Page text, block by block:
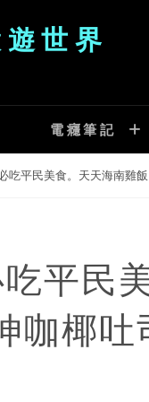
世界
電癮筆記
吃平民美食。天天海南雞
平民
咖椰吐